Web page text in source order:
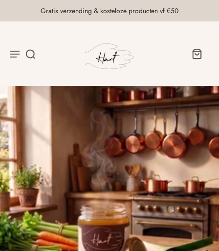
Gratis verzending & kosteloze producten vf €50